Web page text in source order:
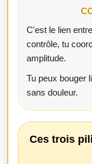
C'est le lien
contrôle, tu
amplitude.
Tu peux bouger
sans douleur.
Ces trois